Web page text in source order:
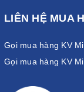
LIÊN HỆ MUA
Gọi mua hàng KV
Gọi mua hàng KV